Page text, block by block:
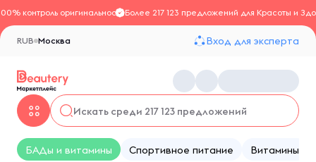
контроль оригинальностиБолее 217 123 предложений для Красоты и
Москва
RUB Вход для эксперта
БАДы и витамины Спортивное питание Витамины